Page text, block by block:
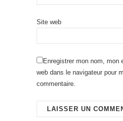
Site web
Enregistrer mon nom, mon
web dans le navigateur pour
commentaire.